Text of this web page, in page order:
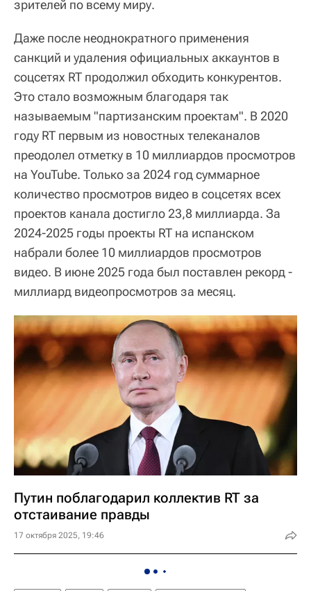
зрителей по всему миру.
Даже после неоднократного применения
санкций и удаления официальных аккаунтов в
соцсетях RT продолжил обходить конкурентов.
Это стало возможным благодаря так
называемым "партизанским проектам". В 2020
году RT первым из новостных телеканалов
преодолел отметку в 10 миллиардов просмотров
на YouTube. Только за 2024 год суммарное
количество просмотров видео в соцсетях всех
проектов канала достигло 23,8 миллиарда. За
2024-2025 годы проекты RT на испанском
набрали более 10 миллиардов просмотров
видео. В июне 2025 года был поставлен рекорд -
миллиард видеопросмотров за месяц.
Путин поблагодарил коллектив RT за
отстаивание правды
17 октября 2025, 19:46